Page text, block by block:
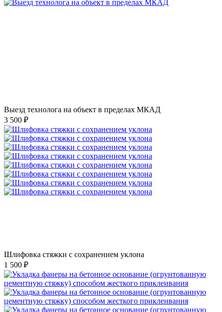
Выезд технолога на объект в пределах МКАД
3 500 ₽
Шлифовка стяжки с сохранением уклона
1 500 ₽